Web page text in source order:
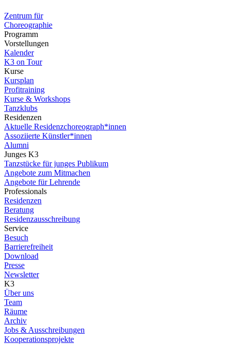
Zentrum für
Choreographie
Programm
Vorstellungen
Kalender
K3 on Tour
Kurse
Kursplan
Profitraining
Kurse & Workshops
Tanzklubs
Residenzen
Aktuelle Residenzchoreograph*innen
Assoziierte Künstler*innen
Alumni
Junges K3
Tanzstücke für junges Publikum
Angebote zum Mitmachen
Angebote für Lehrende
Professionals
Residenzen
Beratung
Residenzausschreibung
Service
Besuch
Barrierefreiheit
Download
Presse
Newsletter
K3
Über uns
Team
Räume
Archiv
Jobs & Ausschreibungen
Kooperationsprojekte